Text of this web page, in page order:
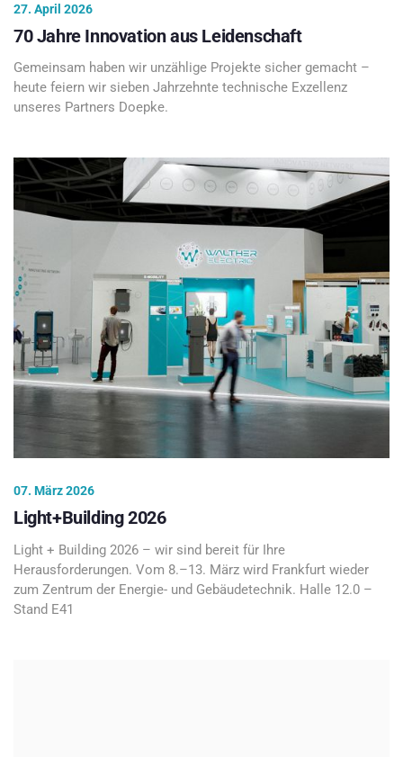
27. April 2026
70 Jahre Innovation aus Leidenschaft
Gemeinsam haben wir unzählige Projekte sicher gemacht –
heute feiern wir sieben Jahrzehnte technische Exzellenz
unseres Partners Doepke.
07. März 2026
Light+Building 2026
Light + Building 2026 – wir sind bereit für Ihre
Herausforderungen. Vom 8.–13. März wird Frankfurt wieder
zum Zentrum der Energie- und Gebäudetechnik. Halle 12.0 –
Stand E41